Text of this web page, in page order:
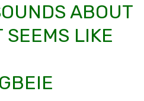
ABOUT
SEEMS LIKE